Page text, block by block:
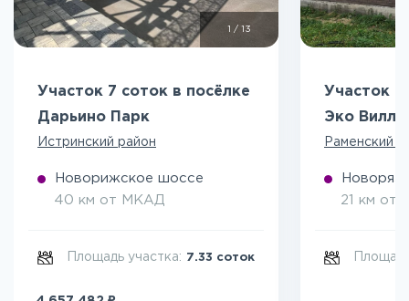
/ 13
Участок 7 соток в посёлке
Дарьино Парк
Истринский район
Новорижское шоссе
40 км от МКАД
Площадь участка: 7.33 соток
Участок 5
Эко
Раменский
21 км от